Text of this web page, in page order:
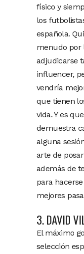
físico y
los
española.
menudo por
adjudicarse
influencer,
vendría
que tienen
vida. Y es
demuestra
alguna
arte de
además de
para
mejores
3. DAVID
El máximo
selección